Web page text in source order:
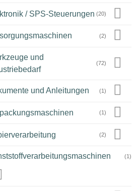
/ SPS-Steuerungen (20)
(2)
und
(72)
und Anleitungen (1)
(1)
(2)
(1)